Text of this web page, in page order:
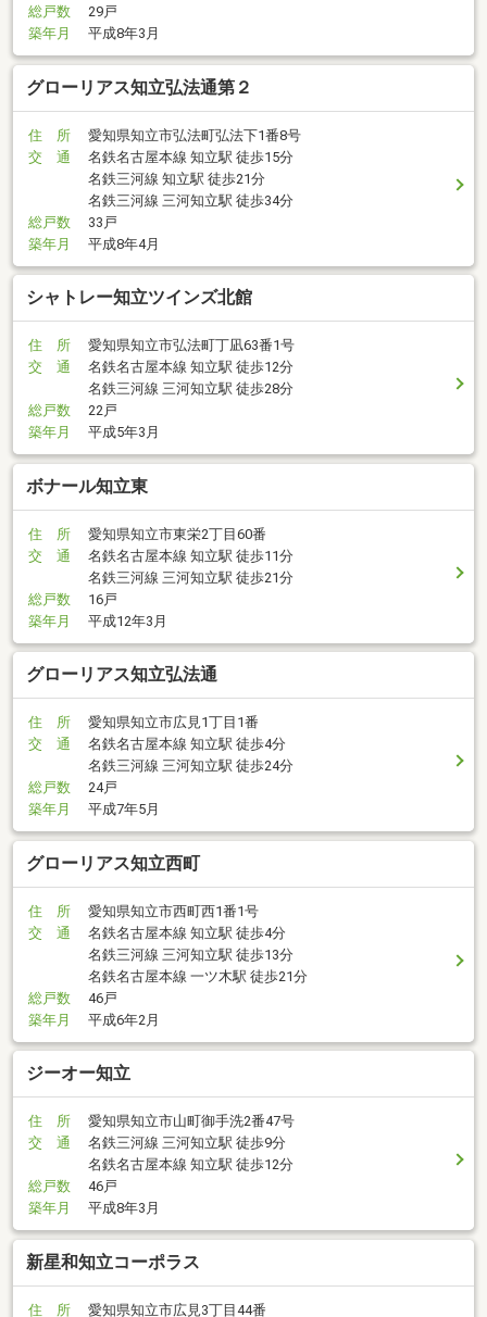
総戸数
29戸
築年月
平成8年3月
グローリアス知立弘法通第２
住 所
愛知県知立市弘法町弘法下1番8号
交 通
名鉄名古屋本線 知立駅 徒歩15分
名鉄三河線 知立駅 徒歩21分
名鉄三河線 三河知立駅 徒歩34分
総戸数
33戸
築年月
平成8年4月
シャトレー知立ツインズ北館
住 所
愛知県知立市弘法町丁凪63番1号
交 通
名鉄名古屋本線 知立駅 徒歩12分
名鉄三河線 三河知立駅 徒歩28分
総戸数
22戸
築年月
平成5年3月
ボナール知立東
住 所
愛知県知立市東栄2丁目60番
交 通
名鉄名古屋本線 知立駅 徒歩11分
名鉄三河線 三河知立駅 徒歩21分
総戸数
16戸
築年月
平成12年3月
グローリアス知立弘法通
住 所
愛知県知立市広見1丁目1番
交 通
名鉄名古屋本線 知立駅 徒歩4分
名鉄三河線 三河知立駅 徒歩24分
総戸数
24戸
築年月
平成7年5月
グローリアス知立西町
住 所
愛知県知立市西町西1番1号
交 通
名鉄名古屋本線 知立駅 徒歩4分
名鉄三河線 三河知立駅 徒歩13分
名鉄名古屋本線 一ツ木駅 徒歩21分
総戸数
46戸
築年月
平成6年2月
ジーオー知立
住 所
愛知県知立市山町御手洗2番47号
交 通
名鉄三河線 三河知立駅 徒歩9分
名鉄名古屋本線 知立駅 徒歩12分
総戸数
46戸
築年月
平成8年3月
新星和知立コーポラス
住 所 愛知県知立市広見3丁目44番